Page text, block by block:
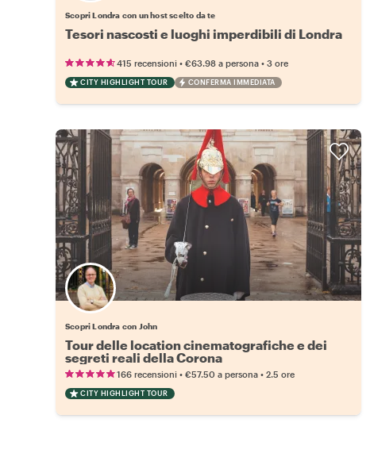
Scopri Londra con un host scelto da te
Tesori nascosti e luoghi imperdibili di Londra
415 recensioni • €63.98 a persona • 3 ore
CITY HIGHLIGHT TOUR CONFERMA IMMEDIATA
Scopri Londra con John
Tour delle location cinematografiche e dei
segreti reali della Corona
166 recensioni • €57.50 a persona • 2.5 ore
CITY HIGHLIGHT TOUR